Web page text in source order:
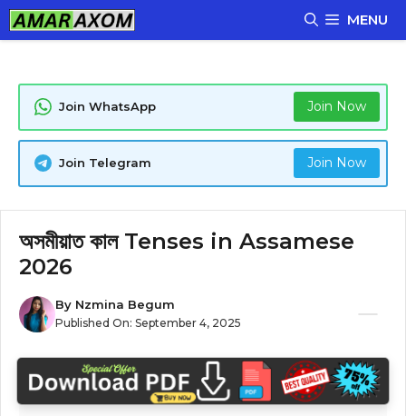
Skip
to
MENU
Join WhatsApp Join Now
Join Telegram Join Now
অসমীয়াত কাল Tenses in Assamese
2026
By Nzmina Begum
Published On: September 4, 2025